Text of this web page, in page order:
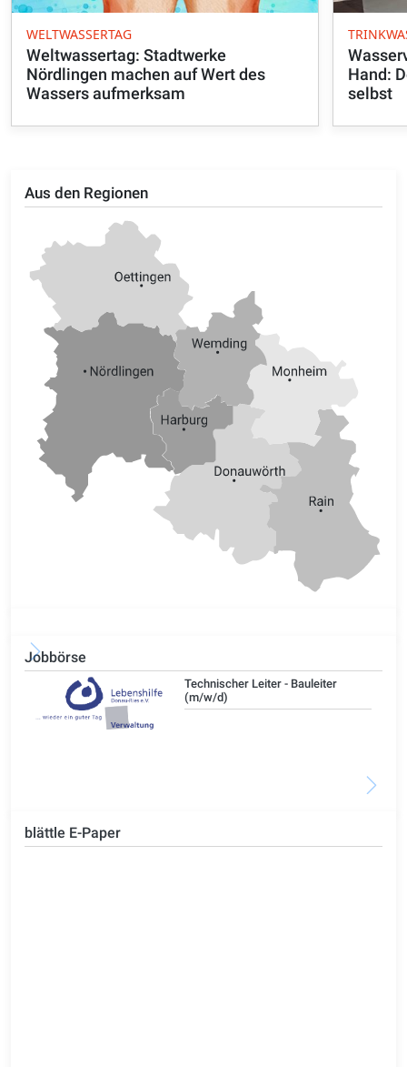
Aus den Regionen
Jobbörse
Technischer Leiter - Bauleiter
(m/w/d)
blättle E-Paper
WELTWASSERTAG
Weltwassertag: Stadtwerke
Nördlingen machen auf Wert des
Wassers aufmerksam
Hand:
selbst